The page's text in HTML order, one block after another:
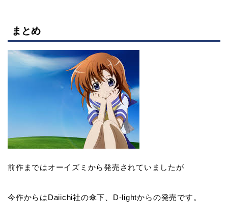
まとめ
前作まではオーイズミから発売されていましたが
今作からはDaiichi社の傘下、D-lightからの発売です。